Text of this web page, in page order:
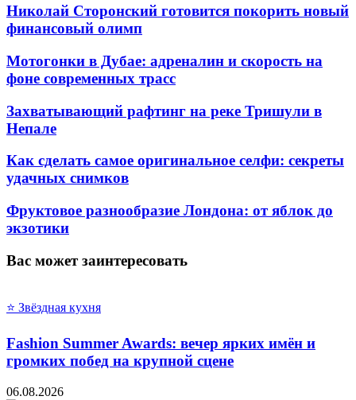
Николай Сторонский готовится покорить новый
финансовый олимп
Мотогонки в Дубае: адреналин и скорость на
фоне современных трасс
Захватывающий рафтинг на реке Тришули в
Непале
Как сделать самое оригинальное селфи: секреты
удачных снимков
Фруктовое разнообразие Лондона: от яблок до
экзотики
Вас может заинтересовать
⭐ Звёздная кухня
Fashion Summer Awards: вечер ярких имён и
громких побед на крупной сцене
06.08.2026